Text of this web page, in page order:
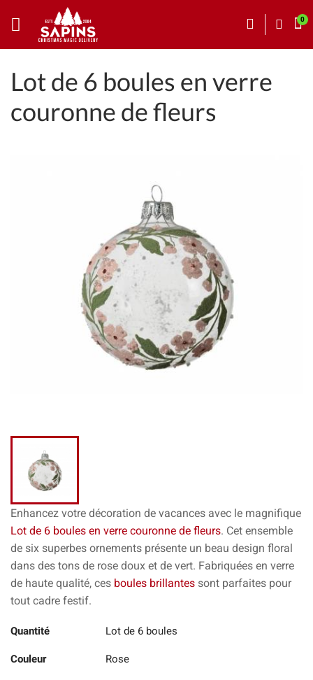
Lot de 6 boules en verre
couronne de fleurs
Enhancez votre décoration de vacances avec le magnifique
Lot de 6 boules en verre couronne de fleurs. Cet ensemble
de six superbes ornements présente un beau design floral
dans des tons de rose doux et de vert. Fabriquées en verre
de haute qualité, ces boules brillantes sont parfaites pour
tout cadre festif.
Quantité Lot de 6 boules
Couleur Rose